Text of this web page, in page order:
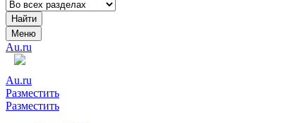
Найти
Меню
Au.ru
Au.ru
Разместить
Разместить